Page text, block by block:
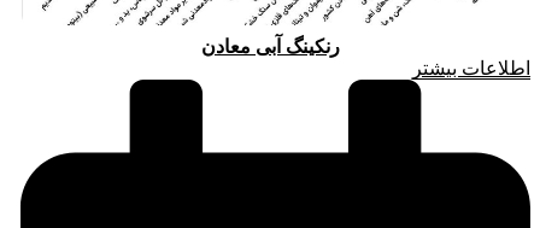
رنکینگ آبی معادن
اطلاعات بیشتر